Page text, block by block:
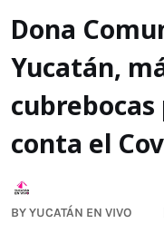
Dona
Yucatán,
conta el
BYYUCATÁN EN VIVO